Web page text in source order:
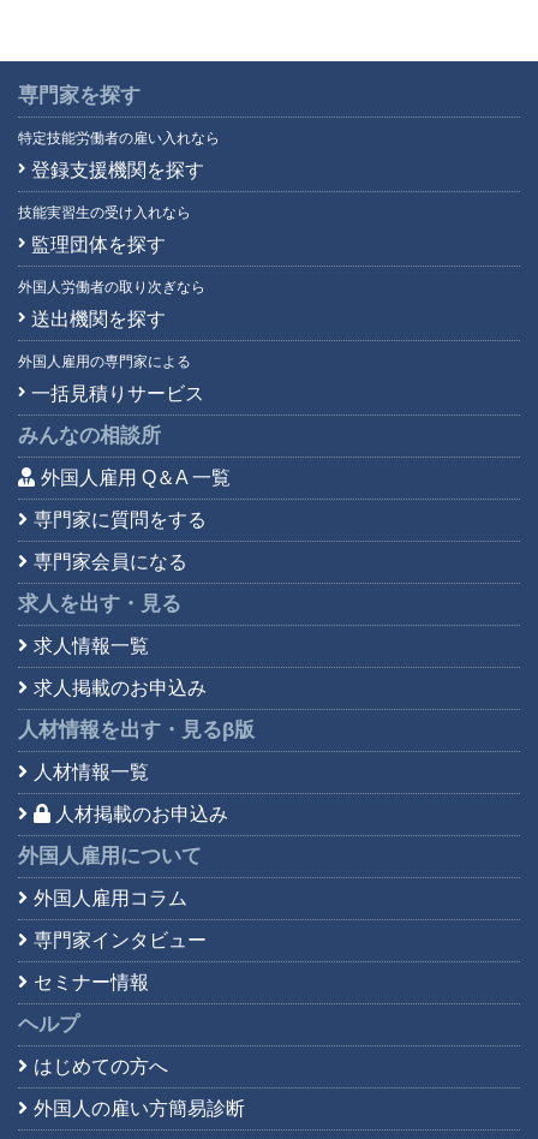
専門家を探す
特定技能労働者の雇い入れなら
登録支援機関を探す
技能実習生の受け入れなら
監理団体を探す
外国人労働者の取り次ぎなら
送出機関を探す
外国人雇用の専門家による
一括見積りサービス
みんなの相談所
外国人雇用 Q＆A 一覧
専門家に質問をする
専門家会員になる
求人を出す・見る
求人情報一覧
求人掲載のお申込み
人材情報を出す・見るβ版
人材情報一覧
人材掲載のお申込み
外国人雇用について
外国人雇用コラム
専門家インタビュー
セミナー情報
ヘルプ
はじめての方へ
外国人の雇い方簡易診断